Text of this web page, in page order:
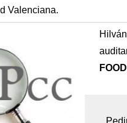
Valenciana.
FOOD